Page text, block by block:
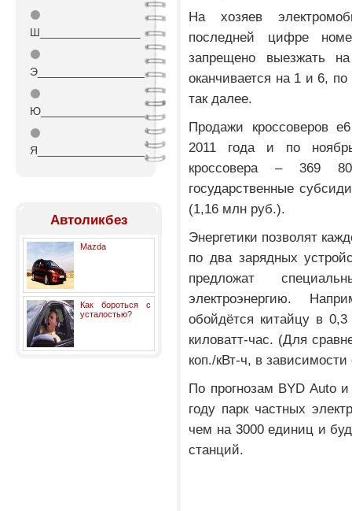
⚫
Ш________________
⚫
Э_________________
⚫
Ю_________________
⚫
Я_________________
Автоликбез
Mazda
Как бороться с
усталостью?
На хозяев
последней цифре
запрещено выезжать
оканчивается на 1 и 6,
так далее.
Продажи кроссоверов
2011 года и по
кроссовера – 369
государственные
(1,16 млн руб.).
Энергетики позволят
по два зарядных
предложат
электроэнергию.
обойдётся китайцу в
киловатт-час. (Для
коп./кВт-ч, в
По прогнозам BYD Auto
году парк частных
чем на 3000 единиц и
станций.